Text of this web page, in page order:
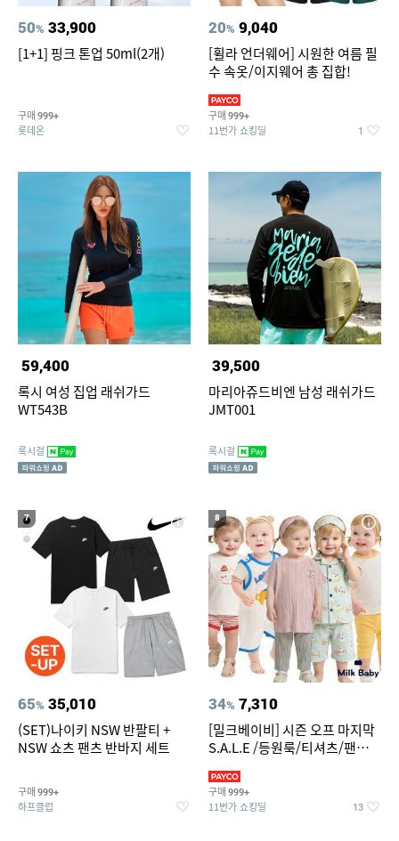
50% 33,900
[1+1] 핑크 톤업 50ml(2개)
구매 999+
롯데온
20% 9,040
[휠라 언더웨어] 시원한 여름 필
수 속옷/이지웨어 총 집합!
구매 999+
11번가 쇼킹딜 1
59,400
록시 여성 집업 래쉬가드
WT543B
록시걸
39,500
마리아쥬드비엔 남성 래쉬가드
JMT001
록시걸
7
65% 35,010
(SET)나이키 NSW 반팔티 +
NSW 쇼츠 팬츠 반바지 세트
구매 999+
하프클럽
8
34% 7,310
[밀크베이비] 시즌 오프 마지막
S.A.L.E /등원룩/티셔츠/팬츠/
구매 999+
11번가 쇼킹딜 13